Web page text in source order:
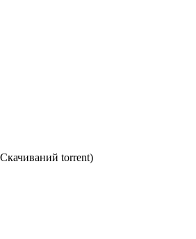
torrent)